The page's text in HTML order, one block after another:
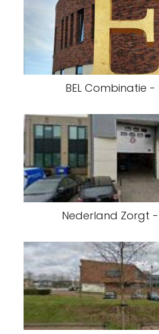
BEL Combinatie -
Nederland Zorgt -